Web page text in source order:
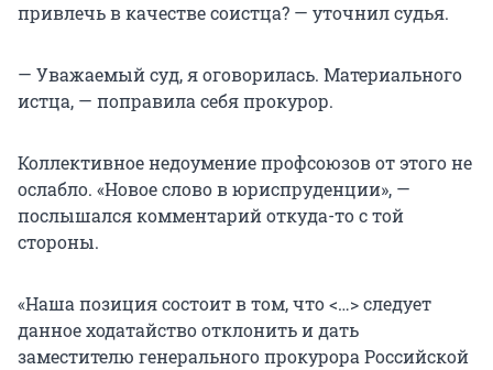
привлечь в качестве соистца? — уточнил судья.
— Уважаемый суд, я оговорилась. Материального
истца, — поправила себя прокурор.
Коллективное недоумение профсоюзов от этого не
ослабло. «Новое слово в юриспруденции», —
послышался комментарий откуда-то с той
стороны.
«Наша позиция состоит в том, что <…> следует
данное ходатайство отклонить и дать
заместителю генерального прокурора Российской